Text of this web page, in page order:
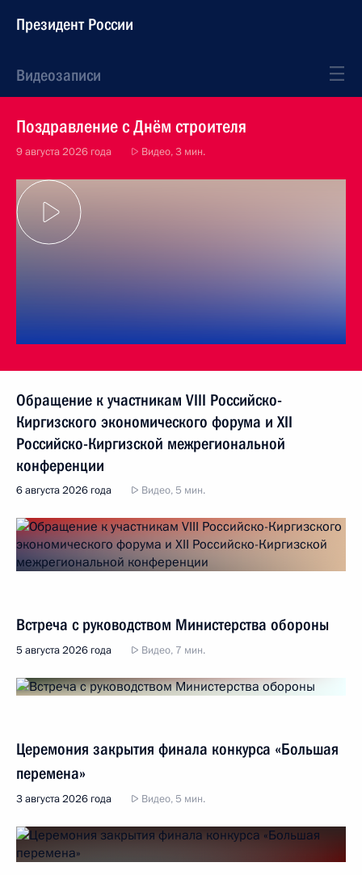
Президент России
Видеозаписи
Поздравление с Днём строителя
9 августа 2026 года Видео, 3 мин.
Обращение к участникам VIII Российско-
Киргизского экономического форума и XII
Российско-Киргизской межрегиональной
конференции
6 августа 2026 года Видео, 5 мин.
Встреча с руководством Министерства обороны
5 августа 2026 года Видео, 7 мин.
Церемония закрытия финала конкурса «Большая
перемена»
3 августа 2026 года Видео, 5 мин.